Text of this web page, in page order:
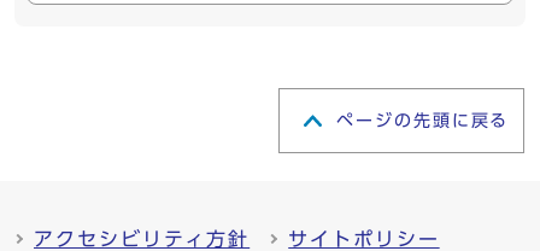
ページの先頭に戻る
アクセシビリティ方針 サイトポリシー